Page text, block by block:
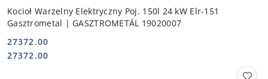
Kocioł Warzelny Elektryczny Poj. 150l 24 kW Elr-151
Gasztrometal | GASZTROMETÁL 19020007
Cena:
27372.00
Cena:
27372.00